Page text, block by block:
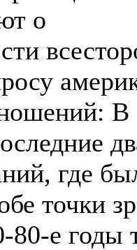
о
В
где
точки
80-e годы